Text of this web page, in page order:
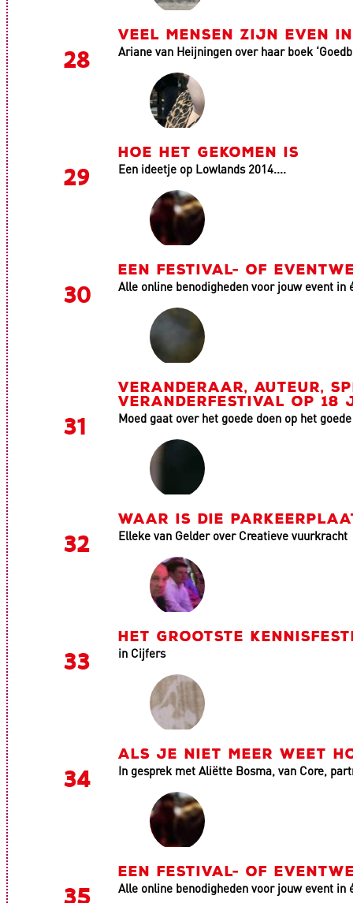
VEEL MENSEN ZIJN EVEN
Ariane van Heijningen over haar boek
HOE HET GEKOMEN IS
Een ideetje op Lowlands 2014....
EEN FESTIVAL- OF
Alle online benodigheden voor jouw event in
VERANDERAAR, AUTEUR,
VERANDERFESTIVAL OP 18
Moed gaat over het goede doen op het
WAAR IS DIE
Elleke van Gelder over Creatieve vuurkracht
HET GROOTSTE
in Cijfers
ALS JE NIET MEER WEET
In gesprek met Aliëtte Bosma, van Core,
EEN FESTIVAL- OF
Alle online benodigheden voor jouw event in